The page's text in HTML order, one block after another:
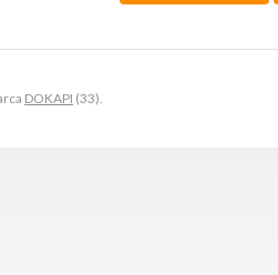
DOKAPI (33).